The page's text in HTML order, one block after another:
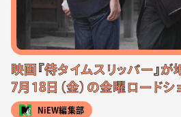
映画『侍タイムスリッパー』が
7月18日（金）の金曜ロードシ
NiEW編集部